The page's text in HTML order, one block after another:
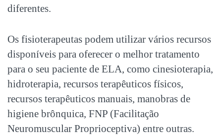
diferentes.
Os fisioterapeutas podem utilizar vários recursos
disponíveis para oferecer o melhor tratamento
para o seu paciente de ELA, como cinesioterapia,
hidroterapia, recursos terapêuticos físicos,
recursos terapêuticos manuais, manobras de
higiene brônquica, FNP (Facilitação
Neuromuscular Proprioceptiva) entre outras.